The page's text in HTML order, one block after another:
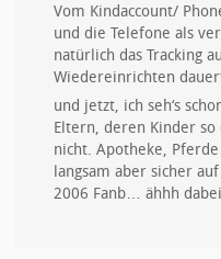
Vom Kindaccount/
und die Telefone als
natürlich das Tracking
Wiedereinrichten
und jetzt, ich seh‘s
Eltern, deren Kinder
nicht. Apotheke,
langsam aber sicher
2006 Fanb… ähhh